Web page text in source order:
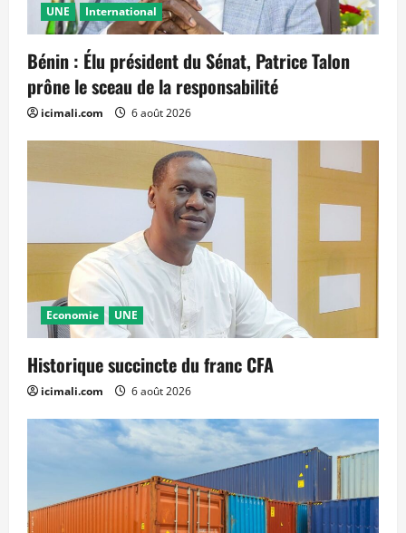
UNE International
Bénin : Élu président du Sénat, Patrice Talon
prône le sceau de la responsabilité
icimali.com 6 août 2026
Economie UNE
Historique succincte du franc CFA
icimali.com 6 août 2026